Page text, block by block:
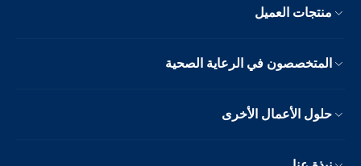
منتجات العميل
المتخصصون في الرعاية الصحية
حلول الأعمال الأخرى